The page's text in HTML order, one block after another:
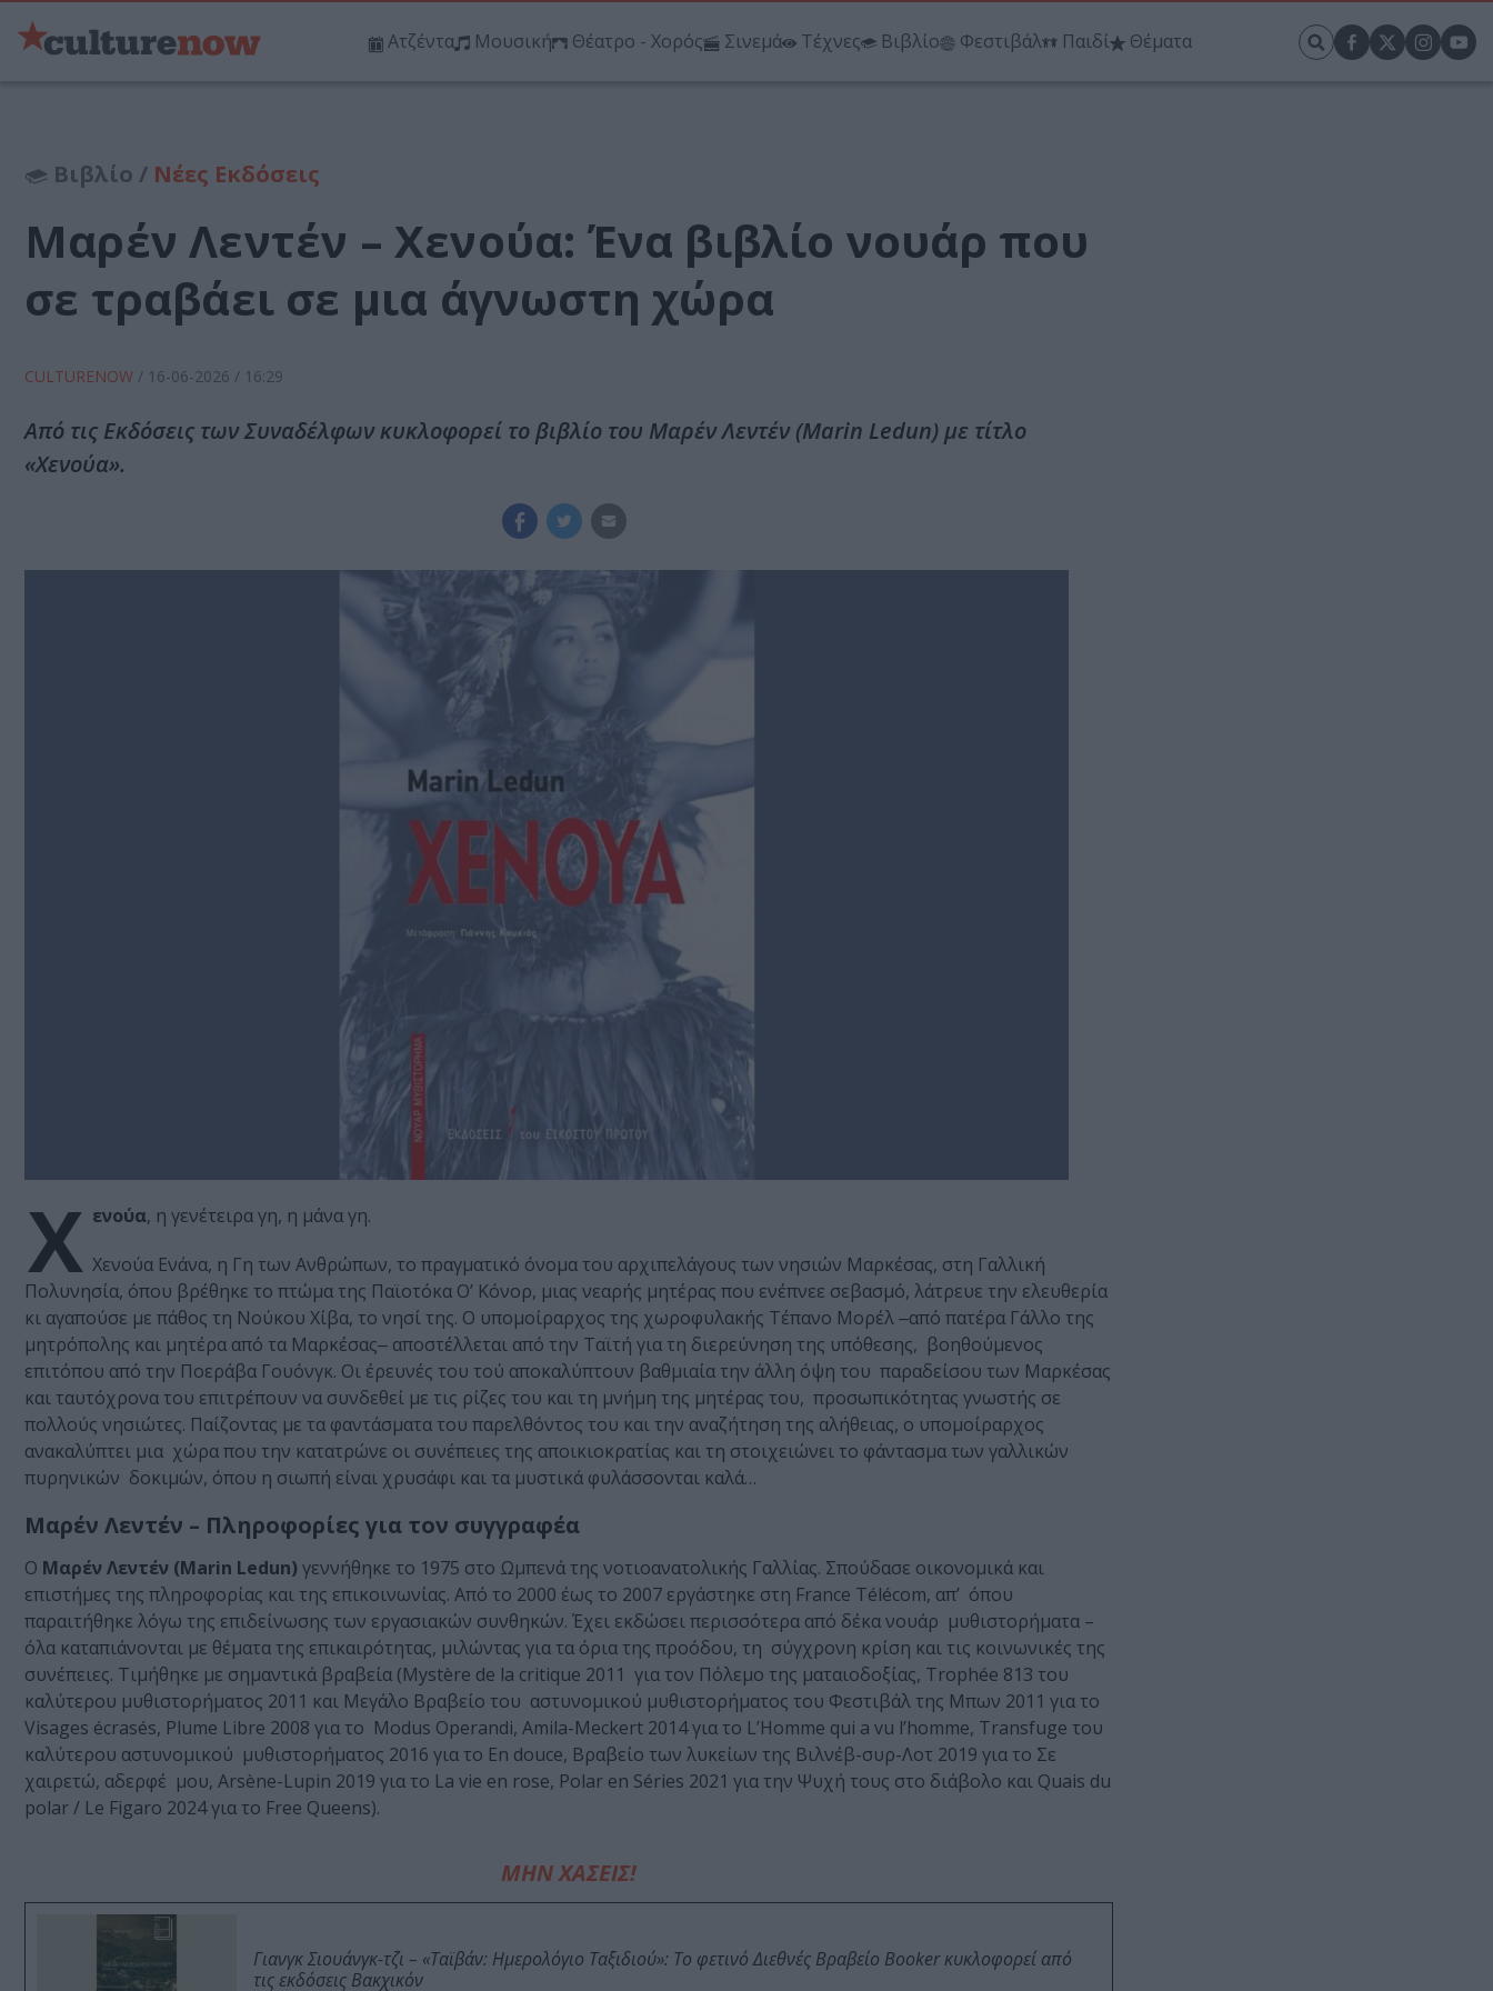
Ατζέντα Μουσική Θέατρο - Χορός Σινεμά Τέχνες Βιβλίο Φεστιβάλ Παιδί Θέματα
Βιβλίο / Νέες Εκδόσεις
Μαρέν Λεντέν – Χενούα: Ένα βιβλίο νουάρ που
σε τραβάει σε μια άγνωστη χώρα
CULTURENOW / 16-06-2026 / 16:29
Από τις Εκδόσεις των Συναδέλφων κυκλοφορεί το βιβλίο του Μαρέν Λεντέν (Marin Ledun) με τίτλο
«Χενούα».
Χ ενούα, η γενέτειρα γη, η μάνα γη.
Χενούα Ενάνα, η Γη των Ανθρώπων, το πραγματικό όνομα του αρχιπελάγους των νησιών Μαρκέσας, στη Γαλλική
Πολυνησία, όπου βρέθηκε το πτώμα της Παϊοτόκα Ο’ Κόνορ, μιας νεαρής μητέρας που ενέπνεε σεβασμό, λάτρευε την ελευθερία
κι αγαπούσε με πάθος τη Νούκου Χίβα, το νησί της. Ο υπομοίραρχος της χωροφυλακής Τέπανο Μορέλ ‒από πατέρα Γάλλο της
μητρόπολης και μητέρα από τα Μαρκέσας‒ αποστέλλεται από την Ταϊτή για τη διερεύνηση της υπόθεσης, βοηθούμενος
επιτόπου από την Ποεράβα Γουόνγκ. Οι έρευνές του τού αποκαλύπτουν βαθμιαία την άλλη όψη του παραδείσου των Μαρκέσας
και ταυτόχρονα του επιτρέπουν να συνδεθεί με τις ρίζες του και τη μνήμη της μητέρας του, προσωπικότητας γνωστής σε
πολλούς νησιώτες. Παίζοντας με τα φαντάσματα του παρελθόντος του και την αναζήτηση της αλήθειας, ο υπομοίραρχος
ανακαλύπτει μια χώρα που την κατατρώνε οι συνέπειες της αποικιοκρατίας και τη στοιχειώνει το φάντασμα των γαλλικών
πυρηνικών δοκιμών, όπου η σιωπή είναι χρυσάφι και τα μυστικά φυλάσσονται καλά…
Μαρέν Λεντέν – Πληροφορίες για τον συγγραφέα
Ο Μαρέν Λεντέν (Marin Ledun) γεννήθηκε το 1975 στο Ωμπενά της νοτιοανατολικής Γαλλίας. Σπούδασε οικονομικά και
επιστήμες της πληροφορίας και της επικοινωνίας. Από το 2000 έως το 2007 εργάστηκε στη France Télécom, απ’ όπου
παραιτήθηκε λόγω της επιδείνωσης των εργασιακών συνθηκών. Έχει εκδώσει περισσότερα από δέκα νουάρ μυθιστορήματα –
όλα καταπιάνονται με θέματα της επικαιρότητας, μιλώντας για τα όρια της προόδου, τη σύγχρονη κρίση και τις κοινωνικές της
συνέπειες. Τιμήθηκε με σημαντικά βραβεία (Mystère de la critique 2011 για τον Πόλεμο της ματαιοδοξίας, Trophée 813 του
καλύτερου μυθιστορήματος 2011 και Μεγάλο Βραβείο του αστυνομικού μυθιστορήματος του Φεστιβάλ της Μπων 2011 για το
Visages écrasés, Plume Libre 2008 για το Modus Operandi, Amila-Meckert 2014 για το L’Homme qui a vu l’homme, Transfuge του
καλύτερου αστυνομικού μυθιστορήματος 2016 για το En douce, Βραβείο των λυκείων της Βιλνέβ-συρ-Λοτ 2019 για το Σε
χαιρετώ, αδερφέ μου, Arsène-Lupin 2019 για το La vie en rose, Polar en Séries 2021 για την Ψυχή τους στο διάβολο και Quais du
polar / Le Figaro 2024 για το Free Queens).
ΜΗΝ ΧΑΣΕΙΣ!
Γιανγκ Σιουάνγκ-τζι – «Ταϊβάν: Ημερολόγιο Ταξιδιού»: Το φετινό Διεθνές Βραβείο Booker κυκλοφορεί από
τις εκδόσεις Βακχικόν